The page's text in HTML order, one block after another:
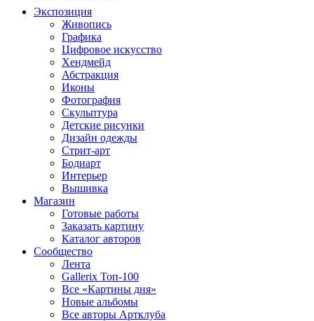
Экспозиция
Живопись
Графика
Цифровое искусство
Хендмейд
Абстракция
Иконы
Фотография
Скульптура
Детские рисунки
Дизайн одежды
Стрит-арт
Бодиарт
Интерьер
Вышивка
Магазин
Готовые работы
Заказать картину
Каталог авторов
Сообщество
Лента
Gallerix Топ-100
Все «Картины дня»
Новые альбомы
Все авторы Артклуба